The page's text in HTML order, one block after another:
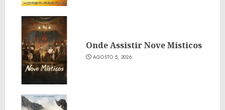
Onde Assistir Nove Místicos
AGOSTO 5, 2026